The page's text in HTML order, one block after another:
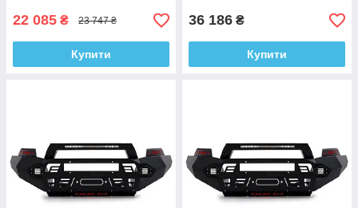
22 085 ₴ 23 747 ₴
Купити
36 186 ₴
Купити